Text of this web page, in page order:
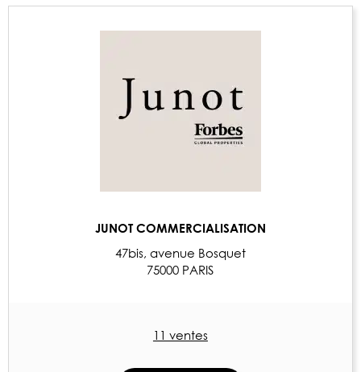
JUNOT COMMERCIALISATION
47bis, avenue Bosquet
75000 PARIS
11 ventes